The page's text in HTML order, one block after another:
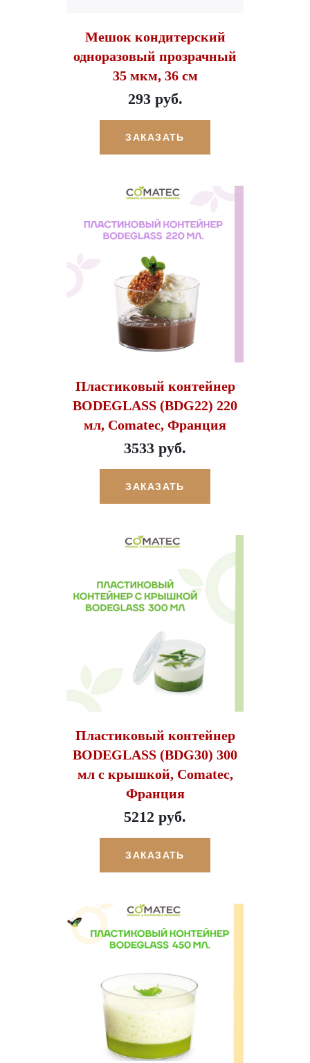
Мешок кондитерский
одноразовый прозрачный
35 мкм, 36 см
293 руб.
ЗАКАЗАТЬ
Пластиковый контейнер
BODEGLASS (BDG22) 220
мл, Comatec, Франция
3533 руб.
ЗАКАЗАТЬ
Пластиковый контейнер
BODEGLASS (BDG30) 300
мл с крышкой, Comatec,
Франция
5212 руб.
ЗАКАЗАТЬ